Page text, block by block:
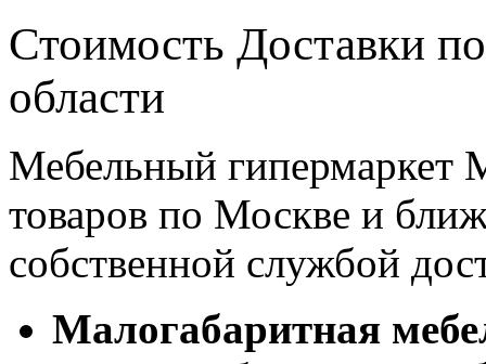
Стоимость Доставки
области
Мебельный гипермаркет
товаров по Москве и
собственной службой
Малогабаритная